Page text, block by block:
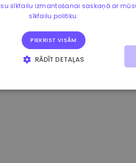
+2.60%
sīkfailu izmantošanai saskaņā ar
sīkfailu politiku.
PIEKRIST VISĀM
RĀDĪT DETAĻAS